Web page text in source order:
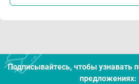
Подписывайтесь, чтобы узнавать
предложениях: